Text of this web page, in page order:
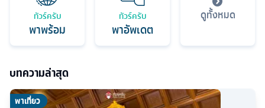
ทัวร์ครับ
พาพร้อม
ทัวร์ครับ
พาอัพเดต
ดูทั้งหมด
บทความล่าสุด
พาเที่ยว